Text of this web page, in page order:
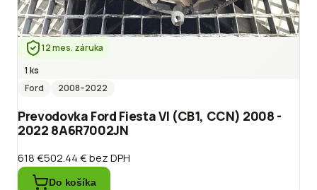
12 mes. záruka
1 ks
Ford
2008–2022
Prevodovka Ford Fiesta VI (CB1, CCN) 2008 -
2022 8A6R7002JN
618 €502.44 €bez DPH
Do košíka